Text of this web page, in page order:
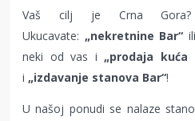
Vaš cilj je Crna Gora?
Ukucavate: „nekretnine Bar“ ili
neki od vas i „prodaja kuća
i „izdavanje stanova Bar“!
U našoj ponudi se nalaze